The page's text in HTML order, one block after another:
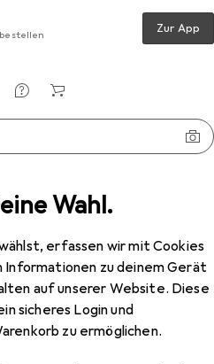
Wahl.
erfassen wir mit Cookies
Informationen zu deinem Gerät
auf unserer Website. Diese
sicheres Login und
zu ermöglichen.
Zur App
PORTA 1922